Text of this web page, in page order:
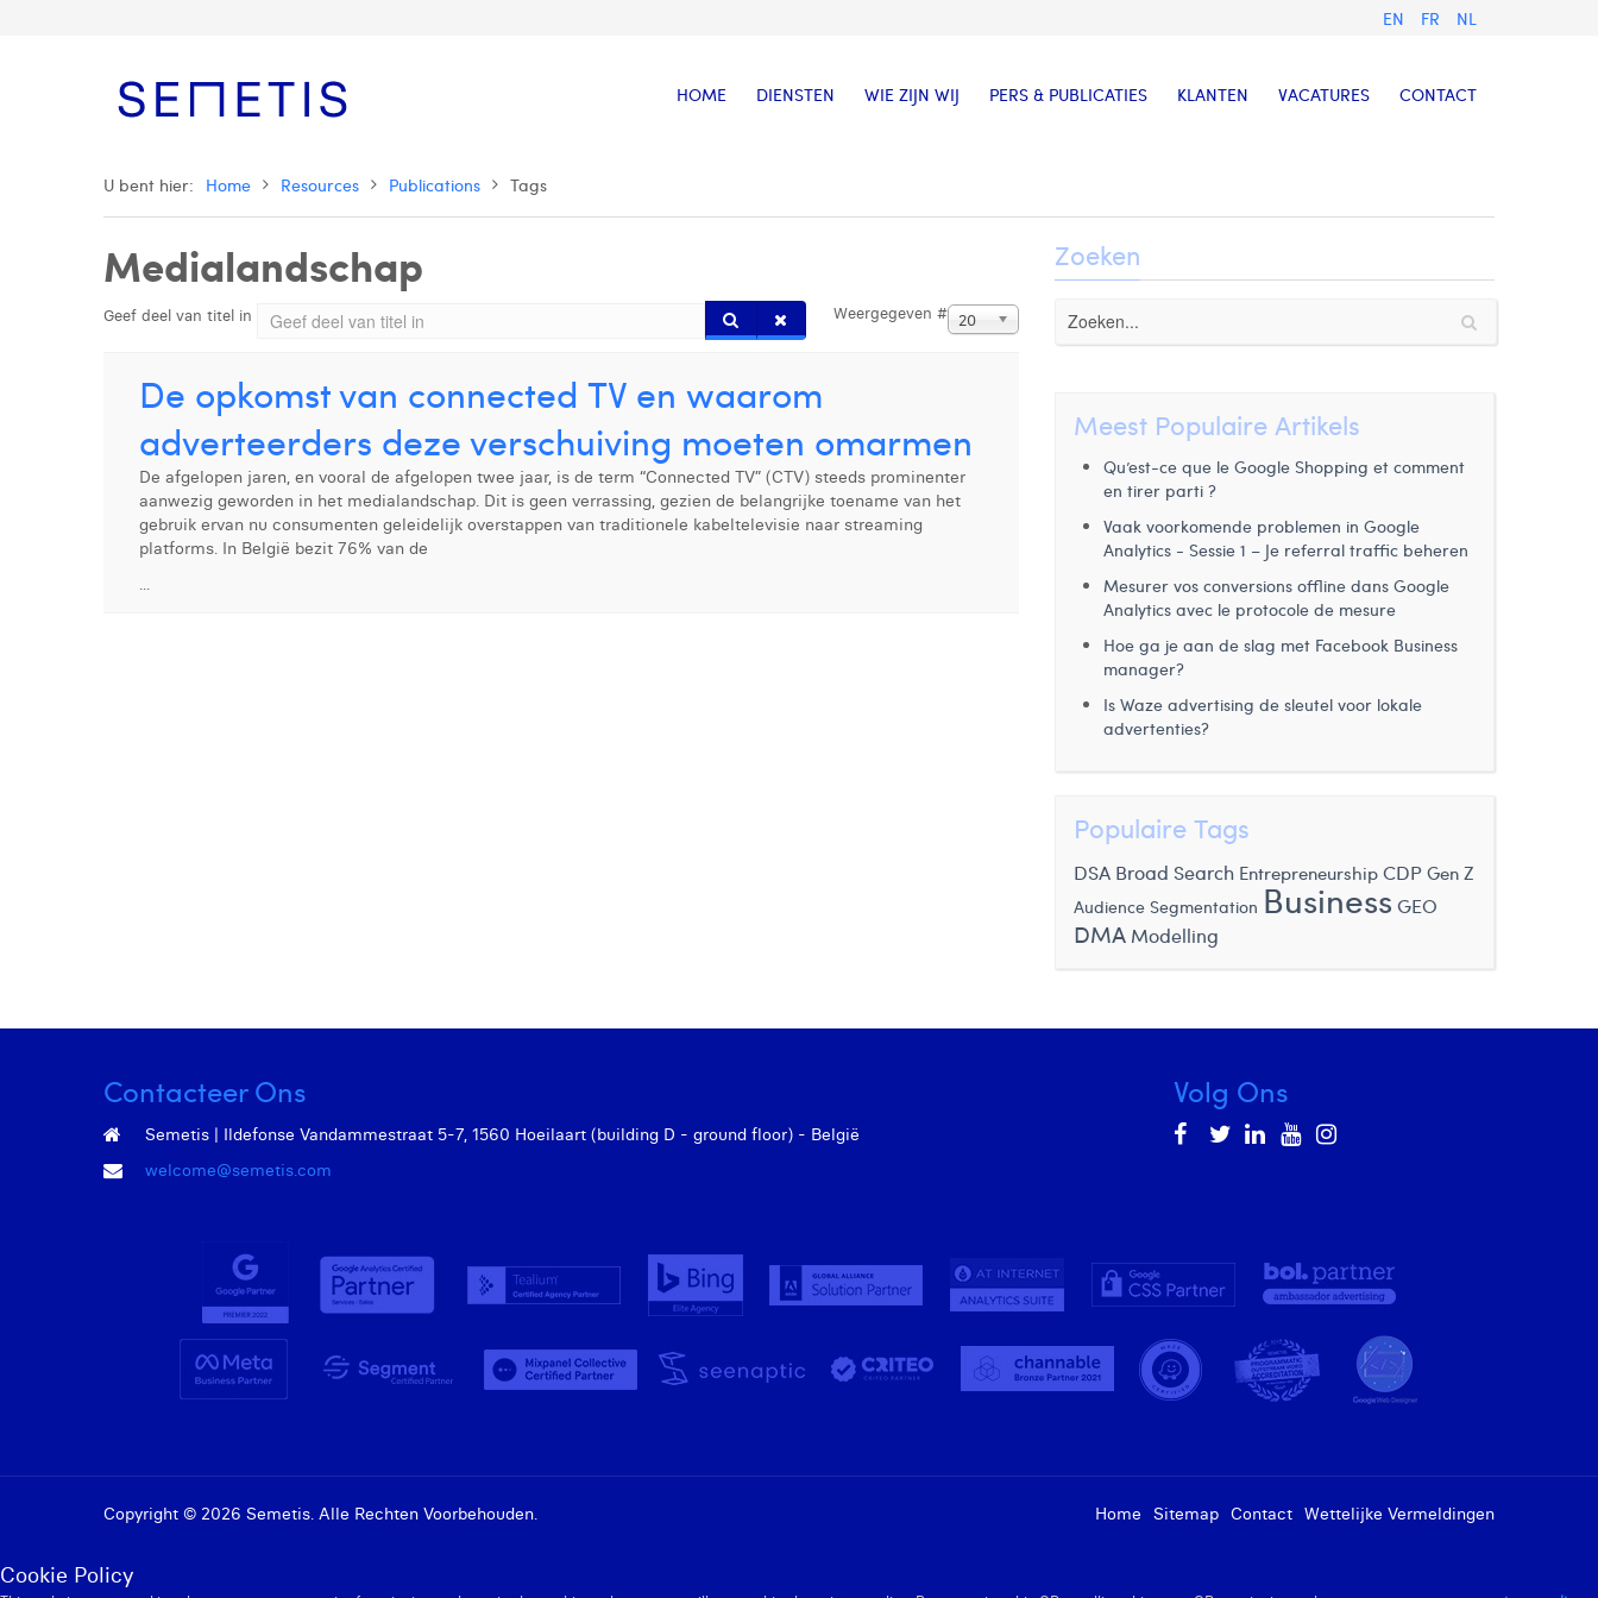
EN FR NL
HOME DIENSTEN WIE ZIJN WIJ PERS & PUBLICATIES KLANTEN VACATURES CONTACT
U bent hier: Home Resources Publications Tags
Medialandschap
Geef deel van titel in Weergegeven # 20
De opkomst van connected TV en waarom
adverteerders deze verschuiving moeten omarmen
De afgelopen jaren, en vooral de afgelopen twee jaar, is de term “Connected TV” (CTV) steeds prominenter
aanwezig geworden in het medialandschap. Dit is geen verrassing, gezien de belangrijke toename van het
gebruik ervan nu consumenten geleidelijk overstappen van traditionele kabeltelevisie naar streaming
platforms. In België bezit 76% van de
...
Zoeken
Meest Populaire Artikels
Qu’est-ce que le Google Shopping et comment
en tirer parti ?
Vaak voorkomende problemen in Google
Analytics - Sessie 1 – Je referral traffic beheren
Mesurer vos conversions offline dans Google
Analytics avec le protocole de mesure
Hoe ga je aan de slag met Facebook Business
manager?
Is Waze advertising de sleutel voor lokale
advertenties?
Populaire Tags
DSA Broad Search EntrepreneurshipCDP Gen Z
Audience Segmentation Business GEO
DMA Modelling
Contacteer Ons
Semetis | Ildefonse Vandammestraat 5-7, 1560 Hoeilaart (building D - ground floor) - België
welcome@semetis.com
Volg Ons
Copyright © 2026 Semetis. Alle Rechten Voorbehouden. Home Sitemap Contact Wettelijke Vermeldingen
Cookie Policy